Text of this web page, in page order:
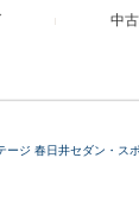
中
ージ 春日井セダン・ス